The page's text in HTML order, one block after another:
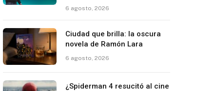
6 agosto, 2026
Ciudad que brilla: la oscura
novela de Ramón Lara
6 agosto, 2026
¿Spiderman 4 resucitó al cine